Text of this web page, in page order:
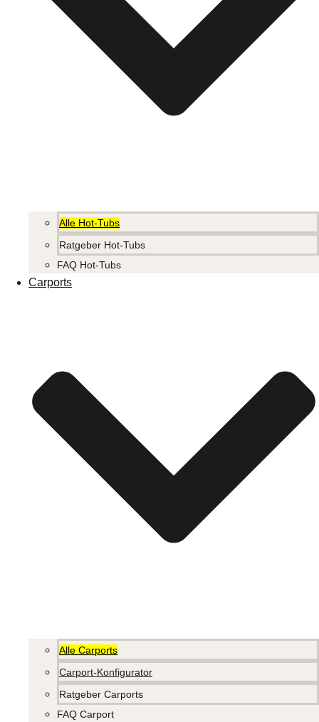
Alle Hot-Tubs
Ratgeber Hot-Tubs
FAQ Hot-Tubs
Carports
Alle Carports
Carport-Konfigurator
Ratgeber Carports
FAQ Carport